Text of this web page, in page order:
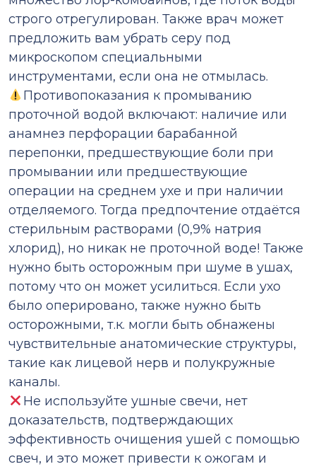
строго отрегулирован. Также врач может
предложить вам убрать серу под
микроскопом специальными
инструментами, если она не отмылась.
Противопоказания к промыванию
проточной водой включают: наличие или
анамнез перфорации барабанной
перепонки, предшествующие боли при
промывании или предшествующие
операции на среднем ухе и при наличии
отделяемого. Тогда предпочтение отдаётся
стерильным растворами (0,9% натрия
хлорид), но никак не проточной воде! Также
нужно быть осторожным при шуме в ушах,
потому что он может усилиться. Если ухо
было оперировано, также нужно быть
осторожными, т.к. могли быть обнажены
чувствительные анатомические структуры,
такие как лицевой нерв и полукружные
каналы.
Не используйте ушные свечи, нет
доказательств, подтверждающих
эффективность очищения ушей с помощью
свеч, и это может привести к ожогам и